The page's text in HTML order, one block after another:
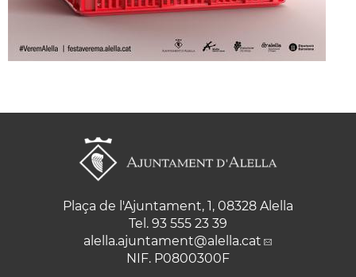
Plaça de l'Ajuntament, 1, 08328 Alella
Tel. 93 555 23 39
alella.ajuntament@alella.cat
NIF. P0800300F